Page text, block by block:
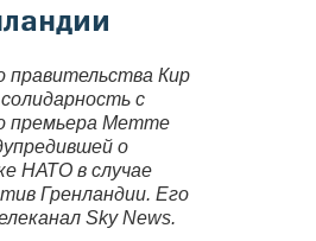
правительства Кир
с
премьера Метте
о
НАТО в случае
Гренландии. Его
Sky News.